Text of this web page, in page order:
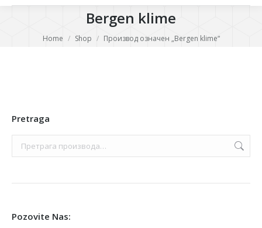
Bergen klime
You are here:
Home Shop Производ oзначен „Bergen klime“
Pretraga
Pozovite Nas: